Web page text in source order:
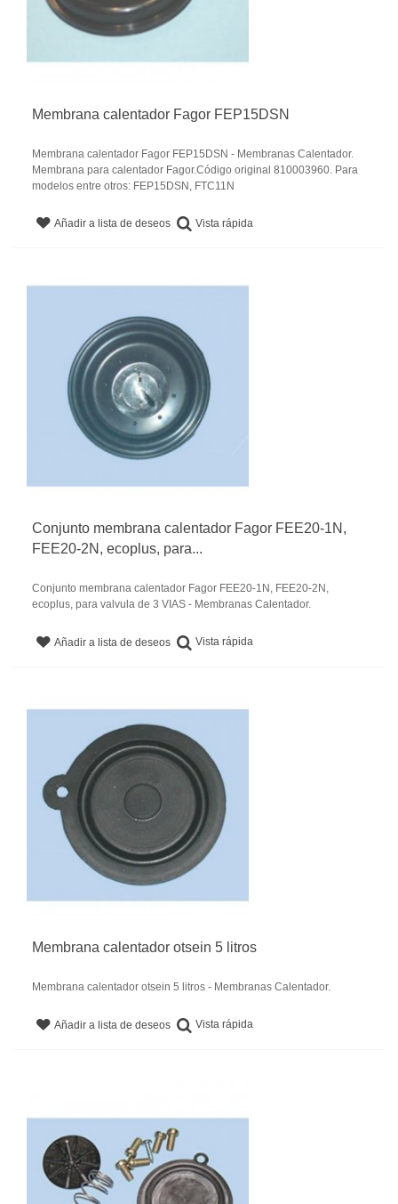
Membrana calentador Fagor FEP15DSN
Membrana calentador Fagor FEP15DSN - Membranas Calentador.
Membrana para calentador Fagor.Código original 810003960. Para
modelos entre otros: FEP15DSN, FTC11N
Añadir a lista de deseos Vista rápida
Conjunto membrana calentador Fagor FEE20-1N,
FEE20-2N, ecoplus, para...
Conjunto membrana calentador Fagor FEE20-1N, FEE20-2N,
ecoplus, para valvula de 3 VIAS - Membranas Calentador.
Añadir a lista de deseos Vista rápida
Membrana calentador otsein 5 litros
Membrana calentador otsein 5 litros - Membranas Calentador.
Añadir a lista de deseos Vista rápida